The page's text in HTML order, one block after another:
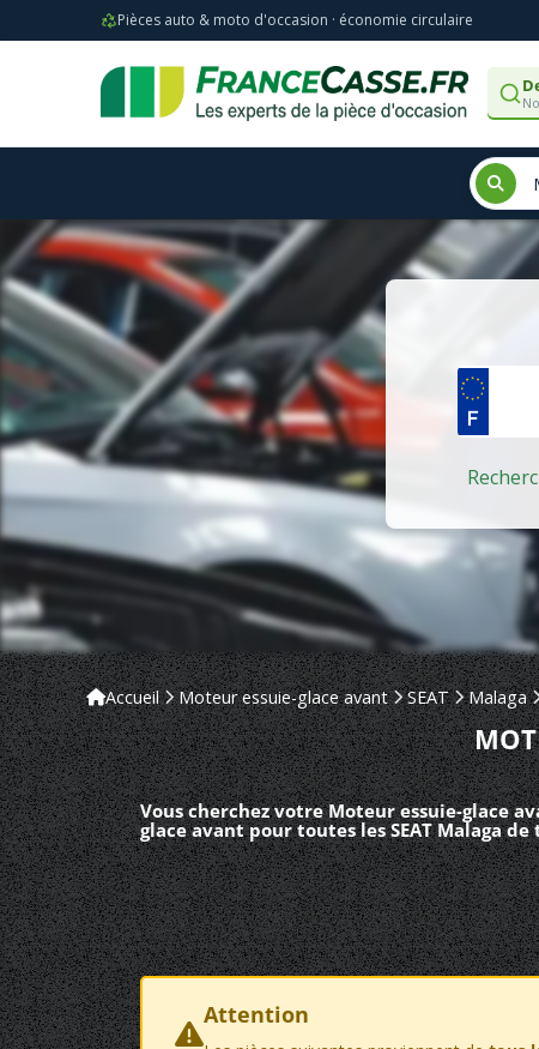
Pièces auto & moto d'occasion · économie circulaire
Accueil Moteur essuie-glace avant SEAT Malaga
Vous cherchez votre Moteur essuie-glace
glace avant pour toutes les SEAT Malaga
Attention